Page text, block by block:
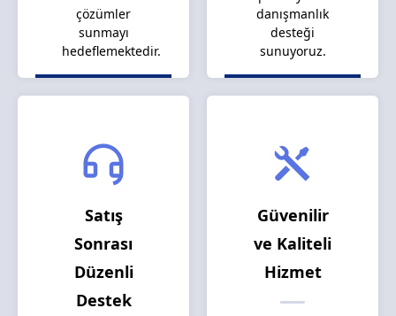
çözümler
sunmayı
hedeflemektedir.
danışmanlık
desteği
sunuyoruz.
Satış
Sonrası
Düzenli
Destek
Güvenilir
ve Kaliteli
Hizmet